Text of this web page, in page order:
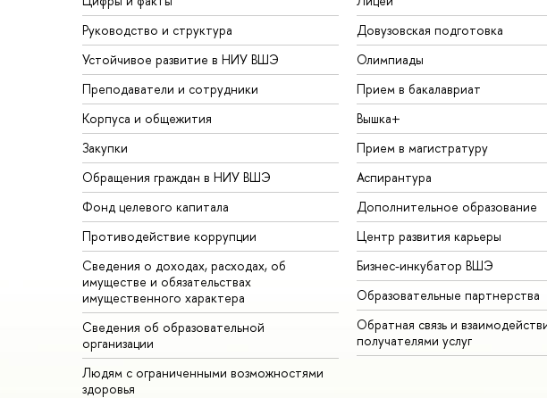
Руководство и структура
Устойчивое развитие в НИУ ВШЭ
Преподаватели и сотрудники
Корпуса и общежития
Закупки
Обращения граждан в НИУ ВШЭ
Фонд целевого капитала
Противодействие коррупции
Сведения о доходах, расходах, об
имуществе и обязательствах
имущественного характера
Сведения об образовательной
организации
Людям с ограниченными возможностями
здоровья
Довузовская подготовка
Олимпиады
Прием в бакалавриат
Вышка+
Прием в магистратуру
Аспирантура
Дополнительное образование
Центр развития карьеры
Бизнес-инкубатор ВШЭ
Образовательные партнерства
Обратная связь и
получателями услуг